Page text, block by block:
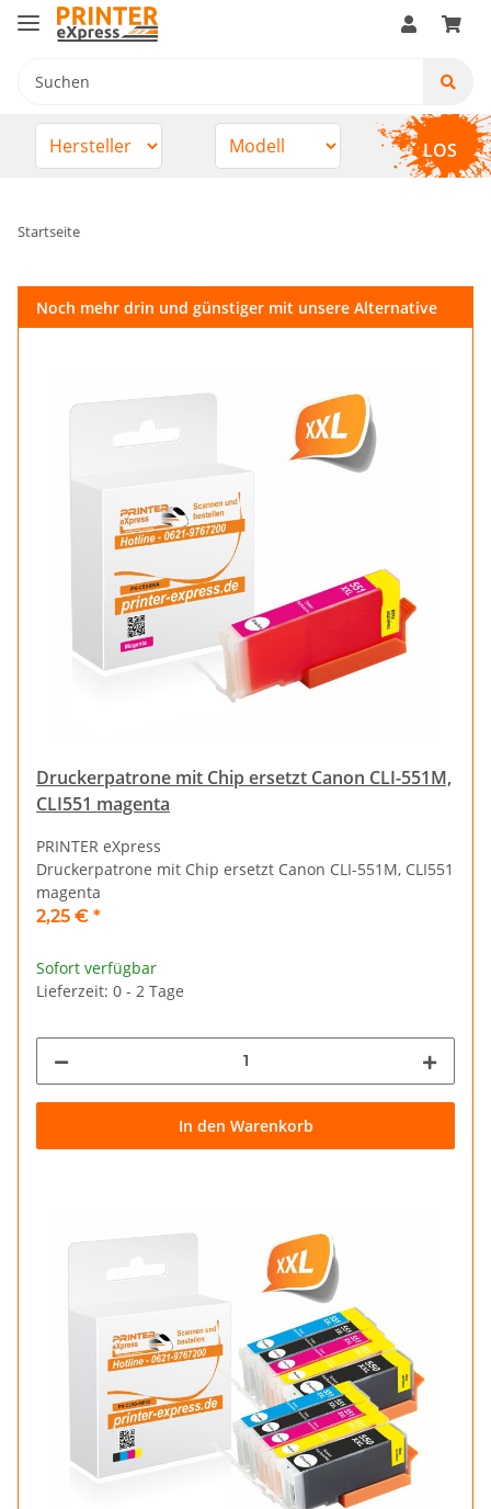
LOS
Startseite
Noch mehr drin und günstiger mit unsere Alternative
Druckerpatrone mit Chip ersetzt Canon CLI-551M,
CLI551 magenta
PRINTER eXpress
Druckerpatrone mit Chip ersetzt Canon CLI-551M, CLI551
magenta
2,25 € *
Sofort verfügbar
Lieferzeit: 0 - 2 Tage
In den Warenkorb